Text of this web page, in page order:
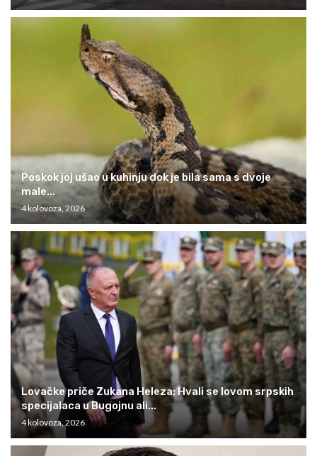
Poskok joj ušao u kuhinju dok je bila sama s dvoje
male...
4 kolovoza, 2026
Lovačke priče Zukana Heleza: Hvali se lovom srpskih
specijalaca u Bugojnu ali...
4 kolovoza, 2026